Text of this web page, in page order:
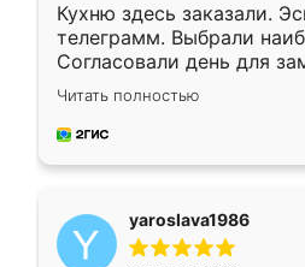
Кухню здесь заказали.
телеграмм. Выбрали
Согласовали день для
недели кухня была уже
довольны работой.
мебель за качественную
Читать полностью
yaroslava1986